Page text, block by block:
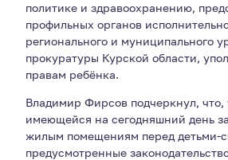
политике и здравоохранению,
профильных органов
регионального и муниципального
прокуратуры Курской области,
правам ребёнка.
Владимир Фирсов подчеркнул, что,
имеющейся на сегодняшний день
жилым помещениям перед детьми-
предусмотренные